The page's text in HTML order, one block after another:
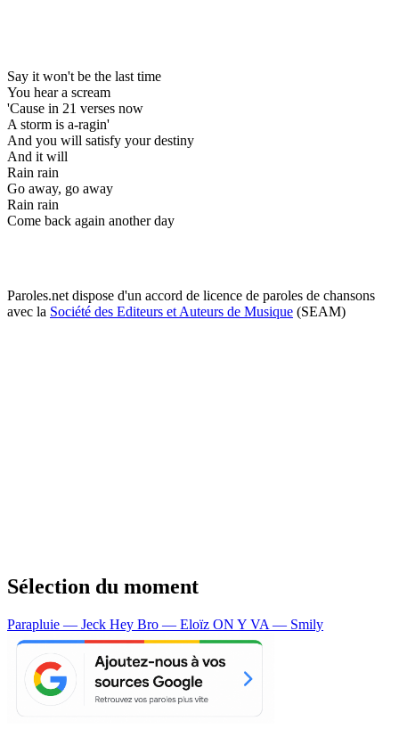
Say it won't be the last time
You hear a scream
'Cause in 21 verses now
A storm is a-ragin'
And you will satisfy your destiny
And it will
Rain rain
Go away, go away
Rain rain
Come back again another day
Paroles.net dispose d'un accord de licence de paroles de chansons
avec la Société des Editeurs et Auteurs de Musique (SEAM)
Sélection du moment
Parapluie — Jeck Hey Bro — Eloïz ON Y VA — Smily